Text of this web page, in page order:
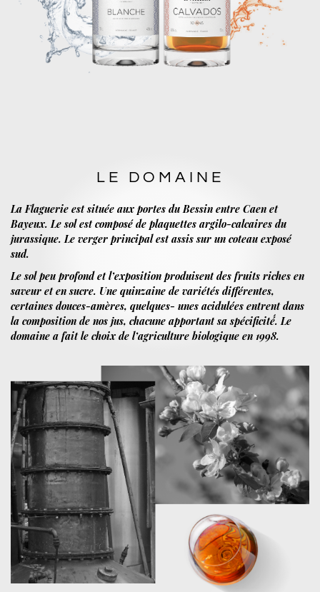
LE DOMAINE
La Flaguerie est située aux portes du Bessin entre Caen et
Bayeux. Le sol est composé de plaquettes argilo-calcaires du
jurassique. Le verger principal est assis sur un coteau exposé
sud.
Le sol peu profond et l’exposition produisent des fruits riches en
saveur et en sucre. Une quinzaine de variétés différentes,
certaines douces-amères, quelques- unes acidulées entrent dans
la composition de nos jus, chacune apportant sa spécificité́. Le
domaine a fait le choix de l’agriculture biologique en 1998.